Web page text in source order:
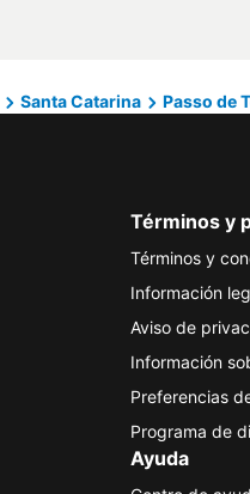
Santa Catarina Passo de
Términos y
Términos y
Información
Aviso de
Información
Preferencias
Programa de
Ayuda